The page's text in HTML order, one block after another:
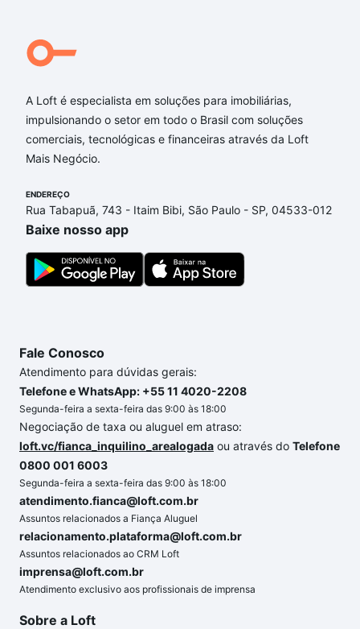
Aqui na Loft temos a oferta ideal para você, com
CE que custam a partir de R$ 0 e com nossas
opções de financiamento imobiliário as parcelas
podem se adequar ao seu orçamento. Se ainda tem
alguma dúvida dos custos envolvidos no processo
comprar um apartamento
comprar o imóvel dos seus sonhos com segurança e
conforto. Loft, com você até as chaves.
A Loft é especialista em soluções para imobiliárias,
impulsionando o setor em todo o Brasil com soluções
comerciais, tecnológicas e financeiras através da Loft
Mais Negócio.
ENDEREÇO
Rua Tabapuã, 743 - Itaim Bibi, São Paulo - SP, 04533-012
Baixe nosso app
Fale Conosco
Atendimento para dúvidas gerais:
Telefone e WhatsApp: +55 11 4020-2208
Segunda-feira a sexta-feira das 9:00 às 18:00
Negociação de taxa ou aluguel em atraso:
loft.vc/fianca_inquilino_arealogada ou através do Telefone
0800 001 6003
Segunda-feira a sexta-feira das 9:00 às 18:00
atendimento.fianca@loft.com.br
Assuntos relacionados a Fiança Aluguel
relacionamento.plataforma@loft.com.br
Assuntos relacionados ao CRM Loft
imprensa@loft.com.br
Atendimento exclusivo aos profissionais de imprensa
Sobre a Loft